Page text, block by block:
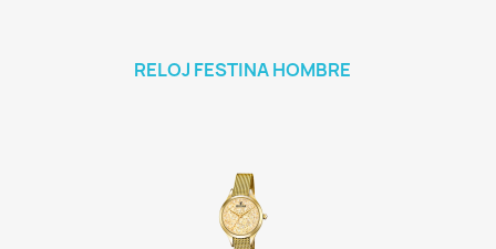
RELOJ FESTINA HOMBRE